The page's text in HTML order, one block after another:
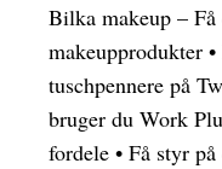
Bilka makeup –
makeupprodukter •
tuschpennere på
bruger du Work
fordele • Få styr